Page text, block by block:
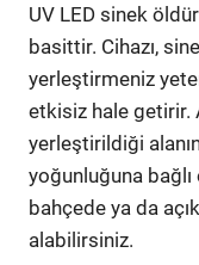
UV LED sinek
basittir. Cihazı,
yerleştirmeniz
etkisiz hale getirir.
yerleştirildiği
yoğunluğuna
bahçede ya da
alabilirsiniz.